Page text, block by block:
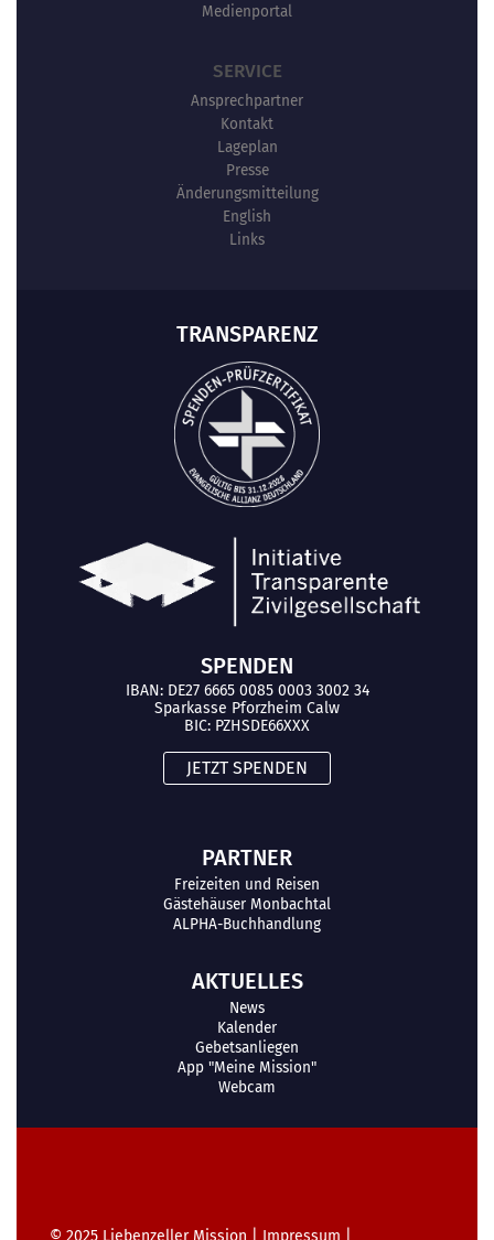
Medienportal
SERVICE
Ansprechpartner
Kontakt
Lageplan
Presse
Änderungsmitteilung
English
Links
TRANSPARENZ
SPENDEN
IBAN: DE27 6665 0085 0003 3002 34
Sparkasse Pforzheim Calw
BIC: PZHSDE66XXX
JETZT SPENDEN
PARTNER
Freizeiten und Reisen
Gästehäuser Monbachtal
ALPHA-Buchhandlung
AKTUELLES
News
Kalender
Gebetsanliegen
App "Meine Mission"
Webcam
© 2025 Liebenzeller Mission Impressum